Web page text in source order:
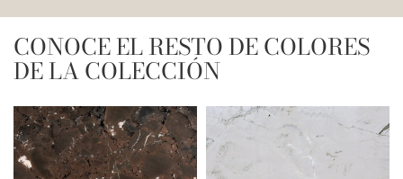
CONOCE EL RESTO DE COLORES
DE LA COLECCIÓN